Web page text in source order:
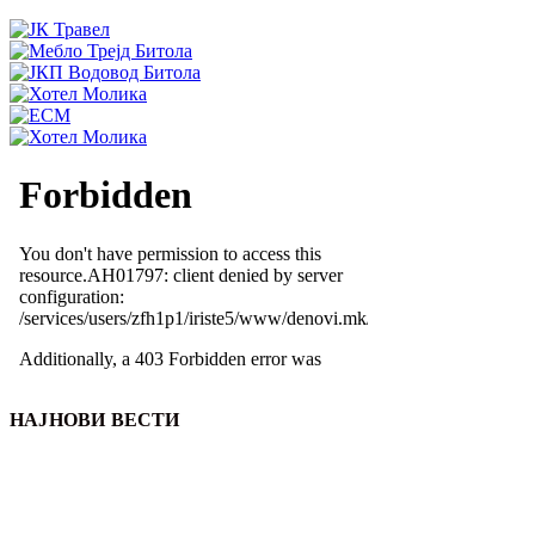
НАЈНОВИ ВЕСТИ